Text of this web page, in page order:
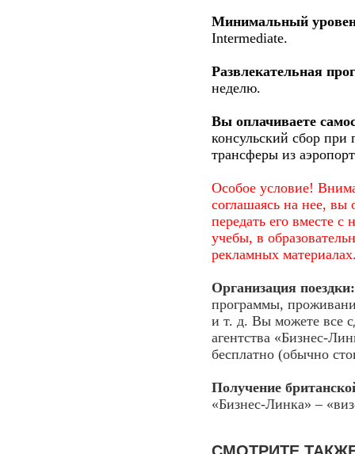
Минимальный
Intermediate.
Развлекательная
неделю.
Вы оплачиваете
консульский сбор при
трансферы из
Особое условие!
соглашаясь на нее, вы
передать его вместе
учебы, в
рекламных
Организация поездки:
программы,
и т. д. Вы можете все
агентства «Бизнес-
бесплатно (обычно
Получение
«Бизнес-Линка» –